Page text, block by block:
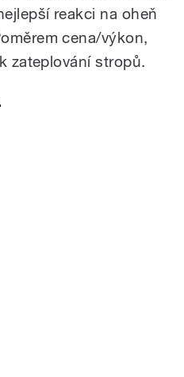
reakci na oheň
cena/výkon,
zateplování stropů.